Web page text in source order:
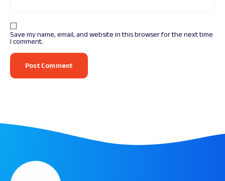
Save my name, email, and website in this browser for the next time
I comment.